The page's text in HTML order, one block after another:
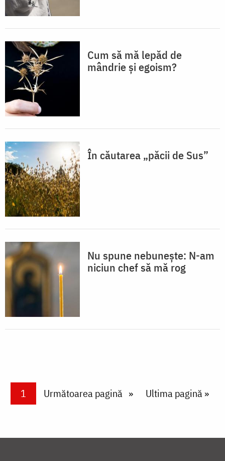
Cum să mă lepăd de
mândrie și egoism?
În căutarea „păcii de Sus”
Nu spune nebunește: N-am
niciun chef să mă rog
PaginareCurrent page
1 Next page
Următoarea pagină Last page
Ultima pagină »